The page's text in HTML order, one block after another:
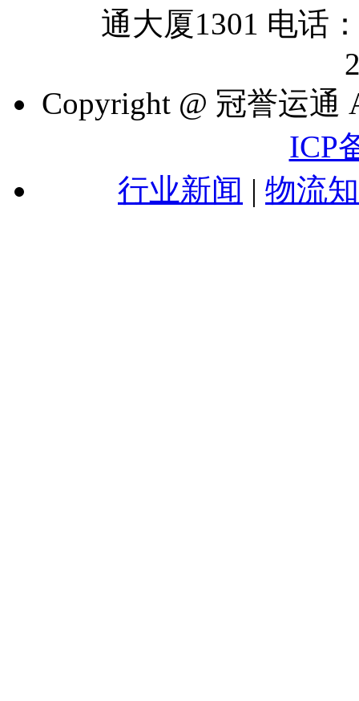
通大厦1301 电话
Copyright @ 冠誉运通
ICP
行业新闻 | 物流